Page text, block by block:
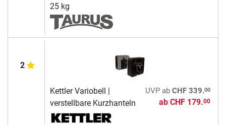
25 kg
2
Kettler Variobell |
verstellbare Kurzhanteln
UVPab CHF 339.00
ab CHF 179.00